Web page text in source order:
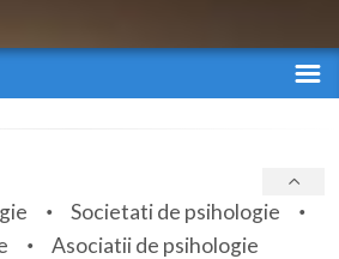
Societati de psihologie
Asociatii de psihologie